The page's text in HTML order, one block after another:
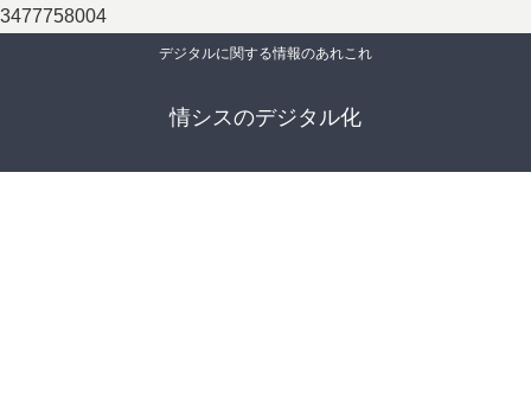
3477758004
デジタルに関する情報のあれこれ
情シスのデジタル化